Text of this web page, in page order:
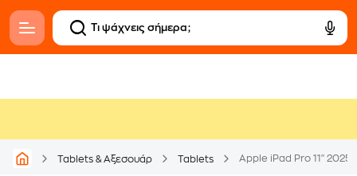
Tablets & Αξεσουάρ Tablets Apple iPad Pro 11" 2025